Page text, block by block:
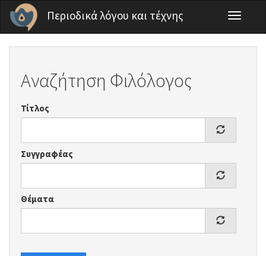
Παράκαμψη προς το κυρίως περιεχόμενο
Περιοδικά λόγου και τέχνης
Toggle
Αναζήτηση Φιλόλογος
Τίτλος
Συγγραφέας
Θέματα